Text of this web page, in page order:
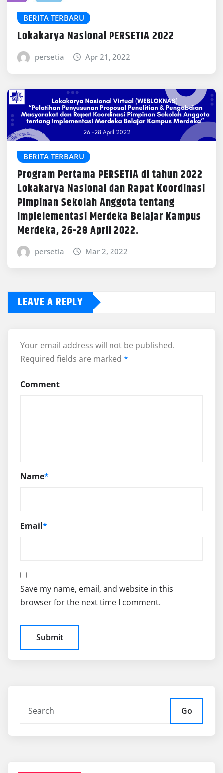
BERITA TERBARU
Lokakarya Nasional PERSETIA 2022
persetia Apr 21, 2022
BERITA TERBARU
Program Pertama PERSETIA di tahun 2022
Lokakarya Nasional dan Rapat Koordinasi
Pimpinan Sekolah Anggota tentang
Implelementasi Merdeka Belajar Kampus
Merdeka, 26-28 April 2022.
persetia Mar 2, 2022
LEAVE A REPLY
Your email address will not be published.
Required fields are marked *
Comment
Name*
Email*
Save my name, email, and website in this
browser for the next time I comment.
Go